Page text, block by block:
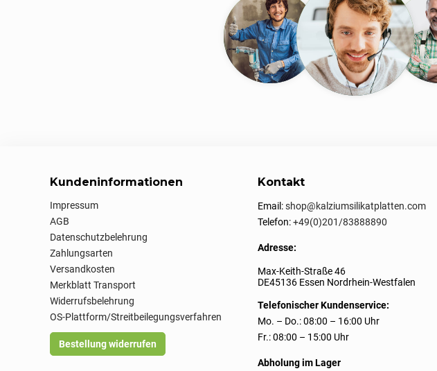
Kundeninformationen
Impressum
AGB
Datenschutzbelehrung
Zahlungsarten
Versandkosten
Merkblatt Transport
Widerrufsbelehrung
OS-Plattform/Streitbeilegungsverfahren
Bestellung widerrufen
Kontakt
Email:shop@kalziumsilikatplatten.com
Telefon:+49(0)201/83888890
Adresse:
Max-Keith-Straße 46
DE45136 Essen Nordrhein-Westfalen
Telefonischer Kundenservice:
Mo. – Do.: 08:00 – 16:00 Uhr
Fr.: 08:00 – 15:00 Uhr
Abholung im Lager